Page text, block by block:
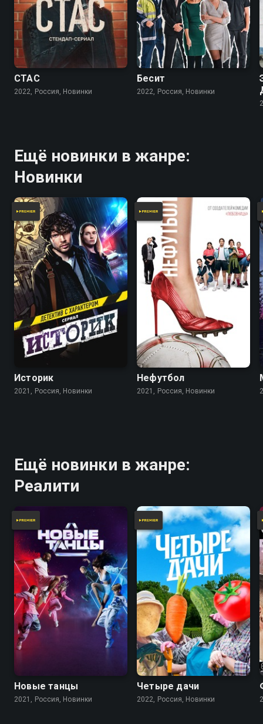
СТАС
2022, Россия, Новинки
Бесит
2022, Россия, Новинки
Ещё новинки в жанре:
Новинки
Историк
2021, Россия, Новинки
Нефутбол
2021, Россия, Новинки
Ещё новинки в жанре:
Реалити
Новые танцы
2021, Россия, Новинки
Четыре дачи
2022, Россия, Новинки